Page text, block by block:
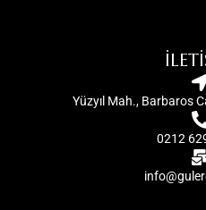
Yüzyıl Mah., Barbaros
0212